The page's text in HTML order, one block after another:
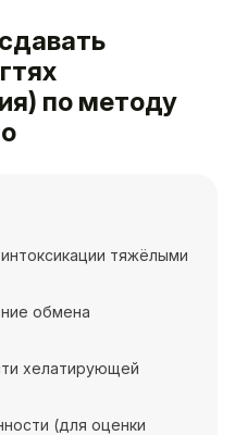
по методу
тяжёлыми
обмена
хелатирующей
(для оценки